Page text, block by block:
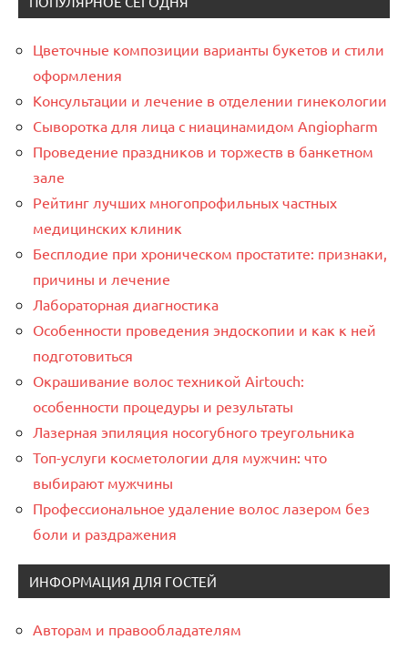
Цветочные композиции варианты букетов и стили
оформления
Консультации и лечение в отделении гинекологии
Сыворотка для лица с ниацинамидом Angiopharm
Проведение праздников и торжеств в банкетном
зале
Рейтинг лучших многопрофильных частных
медицинских клиник
Бесплодие при хроническом простатите: признаки,
причины и лечение
Лабораторная диагностика
Особенности проведения эндоскопии и как к ней
подготовиться
Окрашивание волос техникой Airtouch:
особенности процедуры и результаты
Лазерная эпиляция носогубного треугольника
Топ-услуги косметологии для мужчин: что
выбирают мужчины
Профессиональное удаление волос лазером без
боли и раздражения
ИНФОРМАЦИЯ ДЛЯ ГОСТЕЙ
Авторам и правообладателям